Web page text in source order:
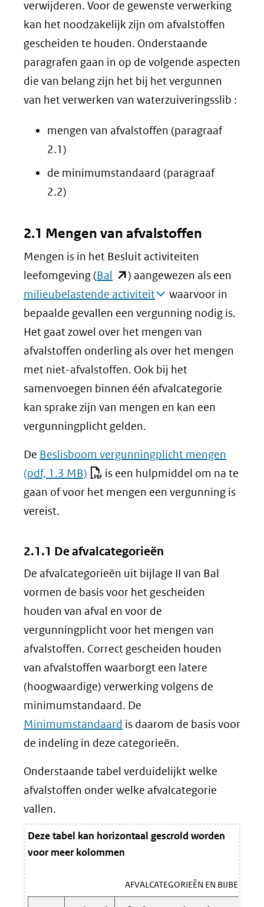
verwijderen. Voor de gewenste verwerking
kan het noodzakelijk zijn om afvalstoffen
gescheiden te houden. Onderstaande
paragrafen gaan in op de volgende aspecten
die van belang zijn het bij het vergunnen
van het verwerken van waterzuiveringsslib :
mengen van afvalstoffen (paragraaf
2.1)
de minimumstandaard (paragraaf
2.2)
2.1 Mengen van afvalstoffen
Mengen is in het Besluit activiteiten
leefomgeving (Bal (opent
in
nieuw
venster)
(verwijst
naar
een
andere
website)
) aangewezen als een
milieubelastende activiteit
waarvoor in
bepaalde gevallen een vergunning nodig is.
Het gaat zowel over het mengen van
afvalstoffen onderling als over het mengen
met niet-afvalstoffen. Ook bij het
samenvoegen binnen één afvalcategorie
kan sprake zijn van mengen en kan een
vergunningplicht gelden.
De Beslisboom vergunningplicht mengen
(pdf, 1.3 MB)
is een hulpmiddel om na te
gaan of voor het mengen een vergunning is
vereist.
2.1.1 De afvalcategorieën
De afvalcategorieën uit bijlage II van Bal
vormen de basis voor het gescheiden
houden van afval en voor de
vergunningplicht voor het mengen van
afvalstoffen. Correct gescheiden houden
van afvalstoffen waarborgt een latere
(hoogwaardige) verwerking volgens de
minimumstandaard. De
Minimumstandaard is daarom de basis voor
de indeling in deze categorieën.
Onderstaande tabel verduidelijkt welke
afvalstoffen onder welke afvalcategorie
vallen.
Deze tabel kan horizontaal gescrold worden
voor meer kolommen
AFVALCATEGORIEËN EN